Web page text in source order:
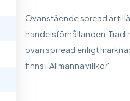
Ovanstående spread är
handelsförhållanden.
ovan sprread enligt
finns i 'Allmänna villkor'.